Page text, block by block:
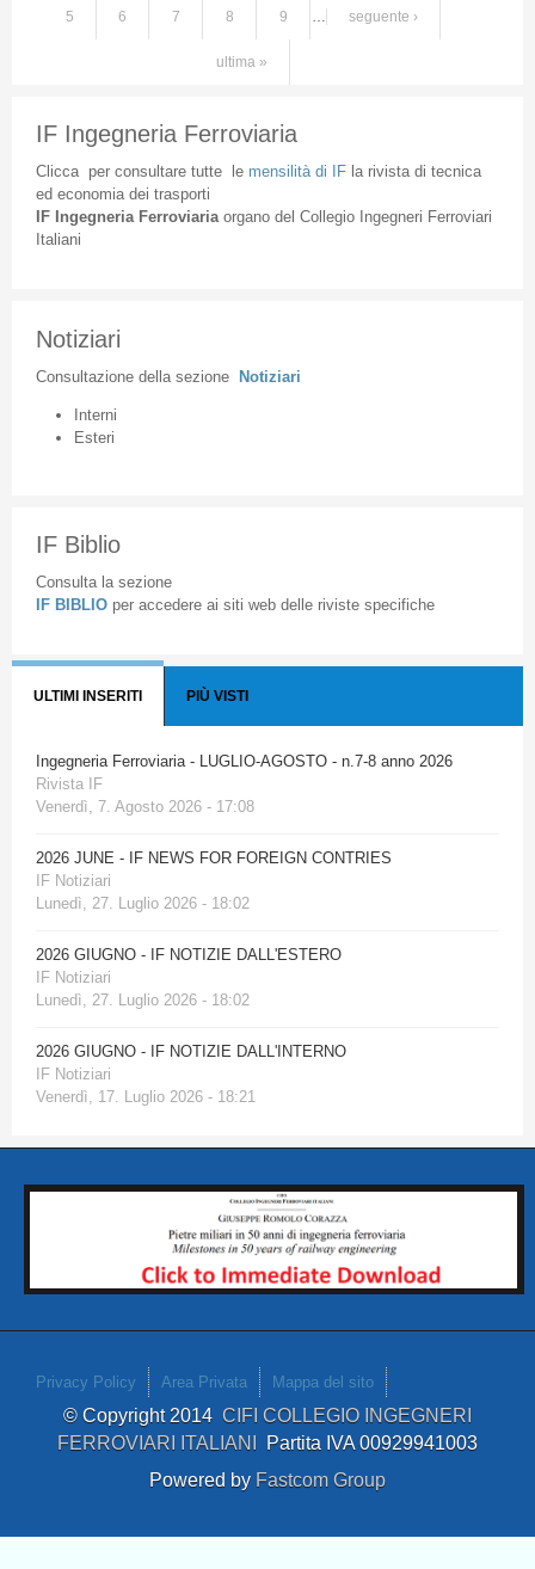
5 6 7 8 9 … seguente ›
ultima »
IF Ingegneria Ferroviaria
Cliccaper consultare tuttele mensilità di IFla rivista di tecnica
ed economia dei trasporti
IF Ingegneria Ferroviaria organodel Collegio Ingegneri Ferroviari
Italiani
Notiziari
Consultazione della sezione Notiziari
Interni
Esteri
IF Biblio
Consulta la sezione
IF BIBLIO per accedere ai siti web delle riviste specifiche
ULTIMI INSERITI PIÙ VISTI
Ingegneria Ferroviaria - LUGLIO-AGOSTO - n.7-8 anno 2026
Rivista IF
Venerdì, 7. Agosto 2026 - 17:08
2026 JUNE - IF NEWS FOR FOREIGN CONTRIES
IF Notiziari
Lunedì, 27. Luglio 2026 - 18:02
2026 GIUGNO - IF NOTIZIE DALL'ESTERO
IF Notiziari
Lunedì, 27. Luglio 2026 - 18:02
2026 GIUGNO - IF NOTIZIE DALL'INTERNO
IF Notiziari
Venerdì, 17. Luglio 2026 - 18:21
Privacy Policy Area Privata Mappa del sito
© Copyright 2014 CIFI COLLEGIO INGEGNERI
FERROVIARI ITALIANI Partita IVA 00929941003
Powered by Fastcom Group